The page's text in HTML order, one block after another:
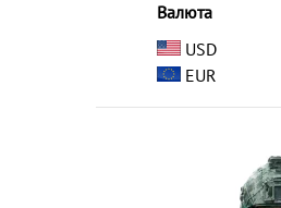
Валюта
USD
EUR